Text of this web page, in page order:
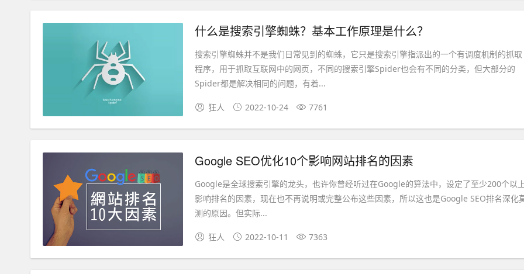
什么是搜索引擎蜘蛛？基本工作原理是什么？
搜索引擎蜘蛛并不是我们日常见到的蜘蛛，它只是搜索引擎指派出的一个有调度机制的抓取
程序，用于抓取互联网中的网页，不同的搜索引擎Spider也会有不同的分类，但大部分的
Spider都是解决相同的问题，有着...
狂人 2022-10-24 7761
Google SEO优化10个影响网站排名的因素
Google是全球搜索引擎的龙头，也许你曾经听过在Google的算法中，设定了至少200个以
影响排名的因素，现在也不再说明或完整公布这些因素，所以这也是Google SEO排名深化
测的原因。但实际...
狂人 2022-10-11 7363